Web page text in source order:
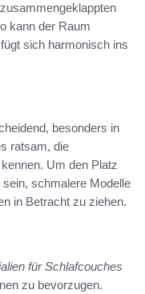
kann der Raum
sich harmonisch ins
besonders in
ratsam, die
Um den Platz
schmalere Modelle
in Betracht zu ziehen.
für Schlafcouches
zu bevorzugen.